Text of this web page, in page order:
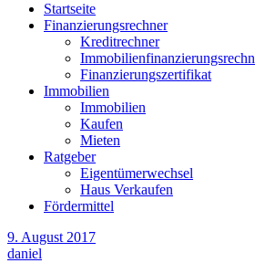
Startseite
Finanzierungsrechner
Kreditrechner
Finanzierungszertifikat
Immobilien
Immobilien
Kaufen
Mieten
Ratgeber
Eigentümerwechsel
Haus Verkaufen
Fördermittel
9. August 2017
daniel